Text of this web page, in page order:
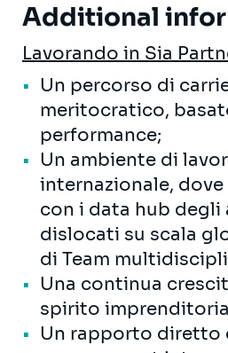
Additional
Lavorando in Sia
Un percorso di
meritocratico,
performance;
Un ambiente di
internazionale,
con i data hub degli
dislocati su scala
di Team
Una continua
spirito
Un rapporto diretto